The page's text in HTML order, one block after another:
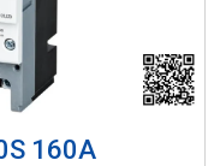
160A